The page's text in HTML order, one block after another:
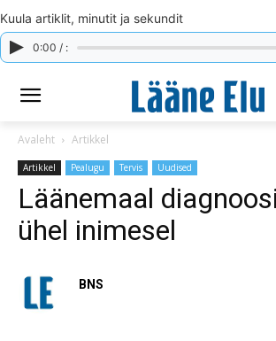
Kuula artiklit, minutit ja sekundit
0:00 / :
Avaleht Artikkel
Artikkel Pealugu Tervis Uudised
Läänemaal
ühel inimesel
BNS